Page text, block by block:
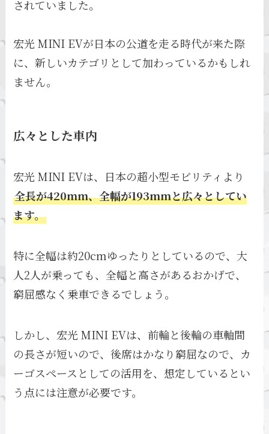
されていました。
宏光 MINI EVが日本の公道を走る時代が来た際
に、新しいカテゴリとして加わっているかもしれ
ません。
広々とした車内
宏光 MINI EVは、日本の超小型モビリティより
全長が420mm、全幅が193mmと広々としてい
ます。
特に全幅は約20cmゆったりとしているので、大
人2人が乗っても、全幅と高さがあるおかげで、
窮屈感なく乗車できるでしょう。
しかし、宏光 MINI EVは、前輪と後輪の車軸間
の長さが短いので、後席はかなり窮屈なので、カ
ーゴスペースとしての活用を、想定しているとい
う点には注意が必要です。